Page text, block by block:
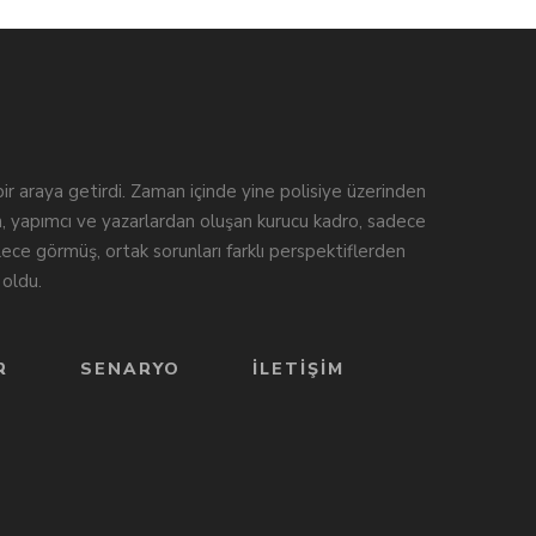
araya getirdi. Zaman içinde yine polisiye üzerinden
ve yazarlardan oluşan kurucu kadro, sadece
görmüş, ortak sorunları farklı perspektiflerden
SENARYO İLETIŞIM